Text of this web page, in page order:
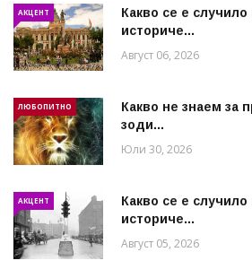
АКЦЕНТ
Какво се е случило
историче...
Август 06, 2026
ЛЮБОПИТНО
Какво не знаем за
зоди...
Юли 30, 2026
АКЦЕНТ
Какво се е случило
историче...
Август 05, 2026